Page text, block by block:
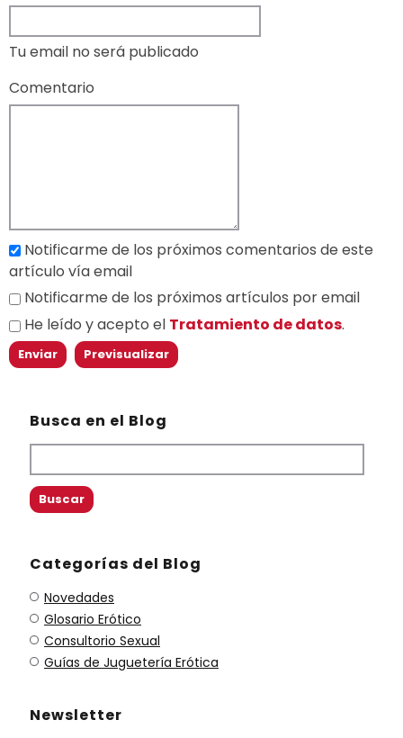
Busca en el Blog
Categorías del Blog
Novedades
Glosario Erótico
Consultorio Sexual
Guías de Juguetería Erótica
Newsletter
Tu email no será publicado
Comentario
Notificarme de los próximos comentarios de este
artículo vía email
Notificarme de los próximos artículos por email
He leído y acepto el Tratamiento de datos.